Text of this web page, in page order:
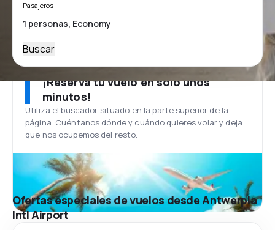
Pasajeros
Buscar
¡Reserva tu vuelo en solo unos
minutos!
Utiliza el buscador situado en la parte superior de la
página. Cuéntanos dónde y cuándo quieres volar y deja
que nos ocupemos del resto.
Ofertas especiales de vuelos desde Antwerpia
Intl Airport